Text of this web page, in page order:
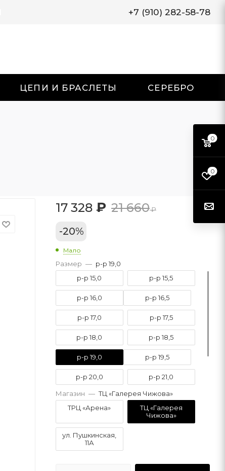
+7 (910) 282-58-78
ЦЕПИ И БРАСЛЕТЫ СЕРЕБРО
17 328 ₽ 21 660₽
-20%
Мало
Размер — р-р 19,0
р-р 15,0
р-р 15,5
р-р 16,0 р-р 16,5
р-р 17,0 р-р 17,5
р-р 18,0 р-р 18,5
р-р 19,0 р-р 19,5
р-р 20,0 р-р 21,0
р-р 21,5 р-р 22,0
р-р 23,0
Магазин — ТЦ «Галерея Чижова»
ТРЦ «Арена»
ТЦ «Галерея
Чижова»
ул. Пушкинская,
11А
0
0